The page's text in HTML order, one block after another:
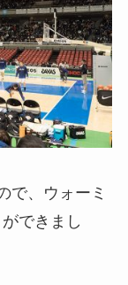
で、ウォーミ
できまし